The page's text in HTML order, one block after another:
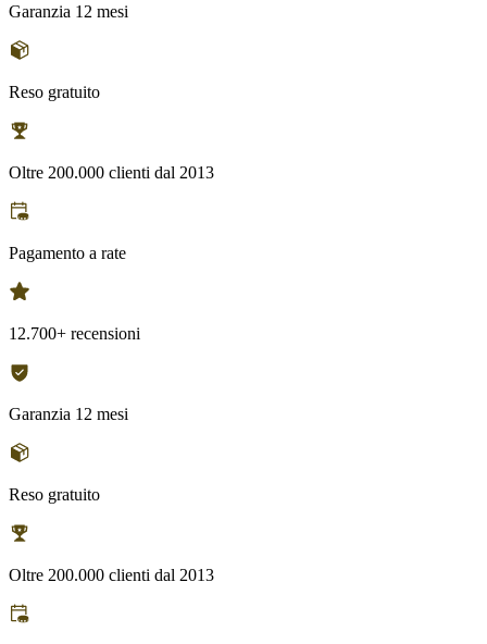
Garanzia 12 mesi
Reso gratuito
Oltre 200.000 clienti dal 2013
Pagamento a rate
12.700+ recensioni
Garanzia 12 mesi
Reso gratuito
Oltre 200.000 clienti dal 2013